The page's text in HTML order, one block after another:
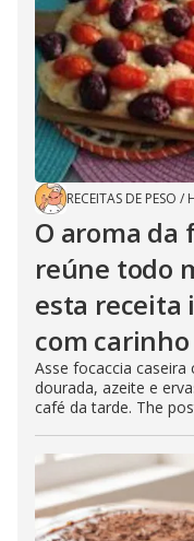
RECEITAS DE PESO /
O aroma da
reúne todo
esta receita
com carinho
Asse focaccia
dourada, azeite e
café da tarde. The